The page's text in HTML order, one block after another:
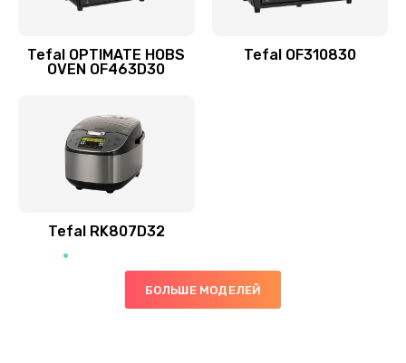
Tefal OPTIMATE HOBS
OVEN OF463D30
Tefal OF310830
Tefal RK807D32
БОЛЬШЕ МОДЕЛЕЙ